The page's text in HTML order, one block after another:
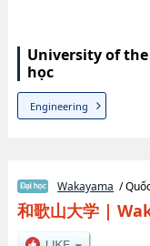
University of
học
Engineering
Wakayama /
和歌山大学|